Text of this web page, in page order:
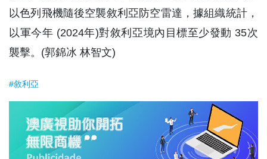
以色列飛機隨後空襲敘利亞防空雷達，據組織統計，
以軍今年 (2024年)對敘利亞境內目標至少發動 35次
襲擊。(郭錦冰 林智文)
#敘利亞